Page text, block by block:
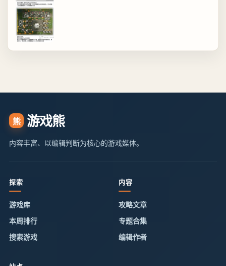
熊 游戏熊
内容丰富、以编辑判断为核心的游戏媒体。
探索
游戏库
本周排行
搜索游戏
内容
攻略文章
专题合集
编辑作者